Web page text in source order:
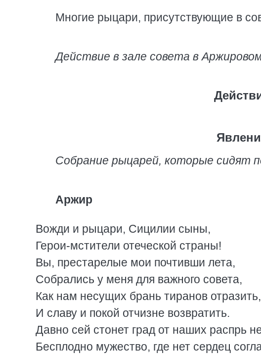
Многие рыцари, присутствующие в
Действие в зале совета в
Собрание рыцарей, которые сидят
Аржир
Вожди и рыцари, Сицилии сыны,
Герои-мстители отеческой страны!
Вы, престарелые мои почтивши лета,
Собрались у меня для важного совета,
Как нам несущих брань тиранов отразить,
И славу и покой отчизне возвратить.
Давно сей стонет град от наших распрь
Бесплодно мужество, где нет сердец